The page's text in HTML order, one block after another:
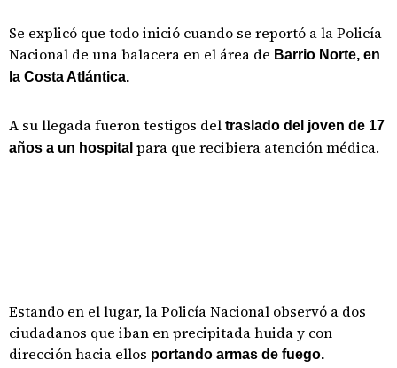
Se explicó que todo inició cuando se reportó a la Policía
Nacional de una balacera en el área de Barrio Norte, en
la Costa Atlántica.
A su llegada fueron testigos del traslado del joven de 17
años a un hospital para que recibiera atención médica.
Estando en el lugar, la Policía Nacional observó a dos
ciudadanos que iban en precipitada huida y con
dirección hacia ellos portando armas de fuego.